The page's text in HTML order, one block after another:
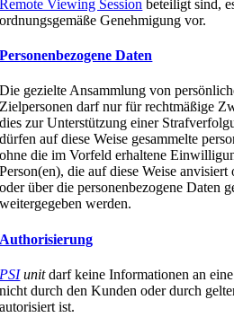
Remote Viewing Session beteiligt sind,
ordnungsgemäße Genehmigung vor.
Personenbezogene Daten
Die gezielte Ansammlung von
Zielpersonen darf nur für rechtmäßige
dies zur Unterstützung einer
dürfen auf diese Weise gesammelte
ohne die im Vorfeld erhaltene
Person(en), die auf diese Weise
oder über die personenbezogene Daten
weitergegeben werden.
Authorisierung
PSIunitdarf keine Informationen an
nicht durch den Kunden oder durch
autorisiert ist.